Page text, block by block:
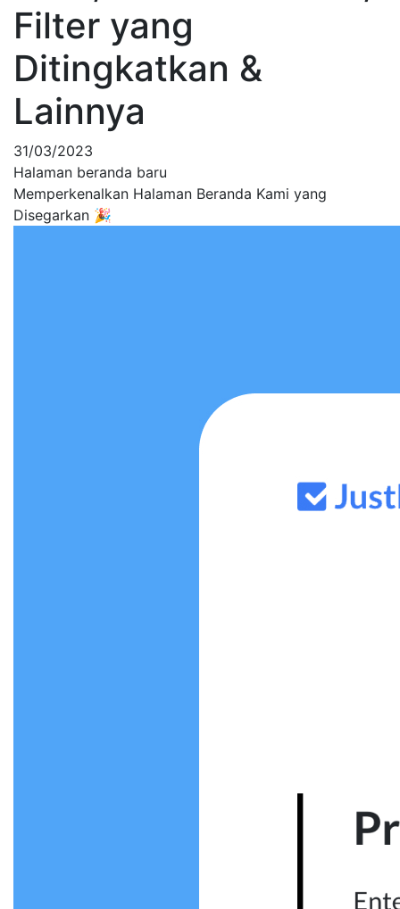
Filter yang
Ditingkatkan &
Lainnya
31/03/2023
Halaman beranda baru
Memperkenalkan Halaman Beranda Kami yang
Disegarkan 🎉